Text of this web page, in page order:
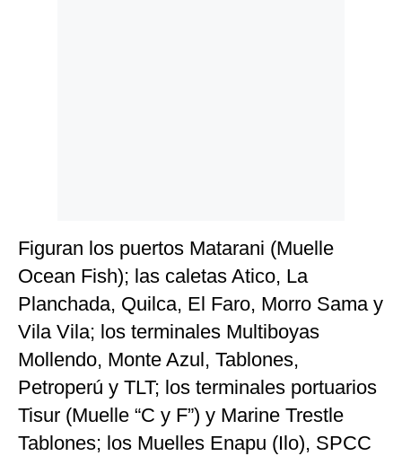
Figuran los puertos Matarani (Muelle
Ocean Fish); las caletas Atico, La
Planchada, Quilca, El Faro, Morro Sama y
Vila Vila; los terminales Multiboyas
Mollendo, Monte Azul, Tablones,
Petroperú y TLT; los terminales portuarios
Tisur (Muelle “C y F”) y Marine Trestle
Tablones; los Muelles Enapu (Ilo), SPCC